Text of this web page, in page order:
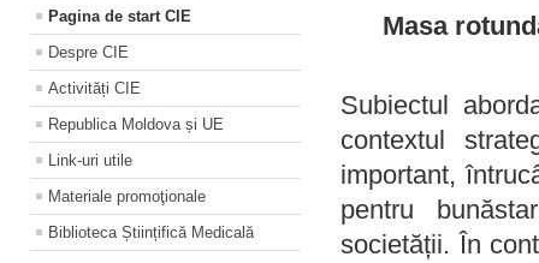
Pagina de start CIE
Despre CIE
Activități CIE
Republica Moldova și UE
Link-uri utile
Materiale promoţionale
Biblioteca Științifică Medicală
Masa
Subiectul
contextul
important,
pentru
societății. În